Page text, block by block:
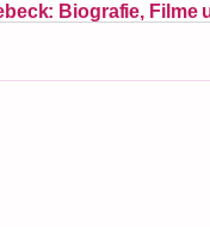
Biografie, Filme